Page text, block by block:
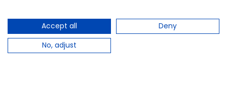
Accept all
Deny
No, adjust